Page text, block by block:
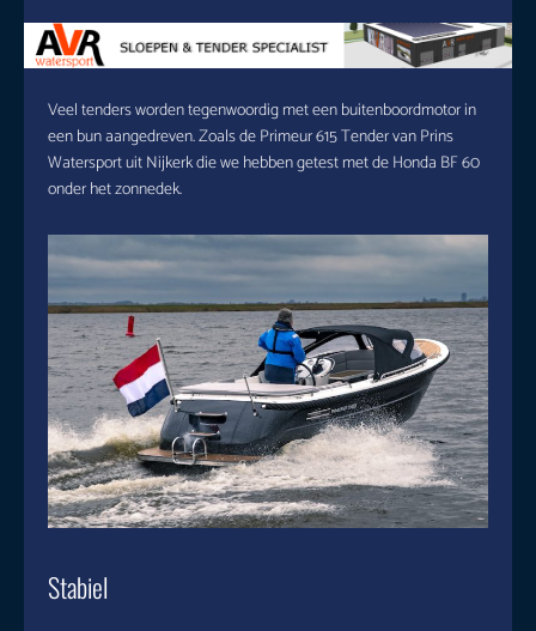
Veel tenders worden tegenwoordig met een buitenboordmotor in
een bun aangedreven. Zoals de Primeur 615 Tender van Prins
Watersport uit Nijkerk die we hebben getest met de Honda BF 60
onder het zonnedek.
Stabiel